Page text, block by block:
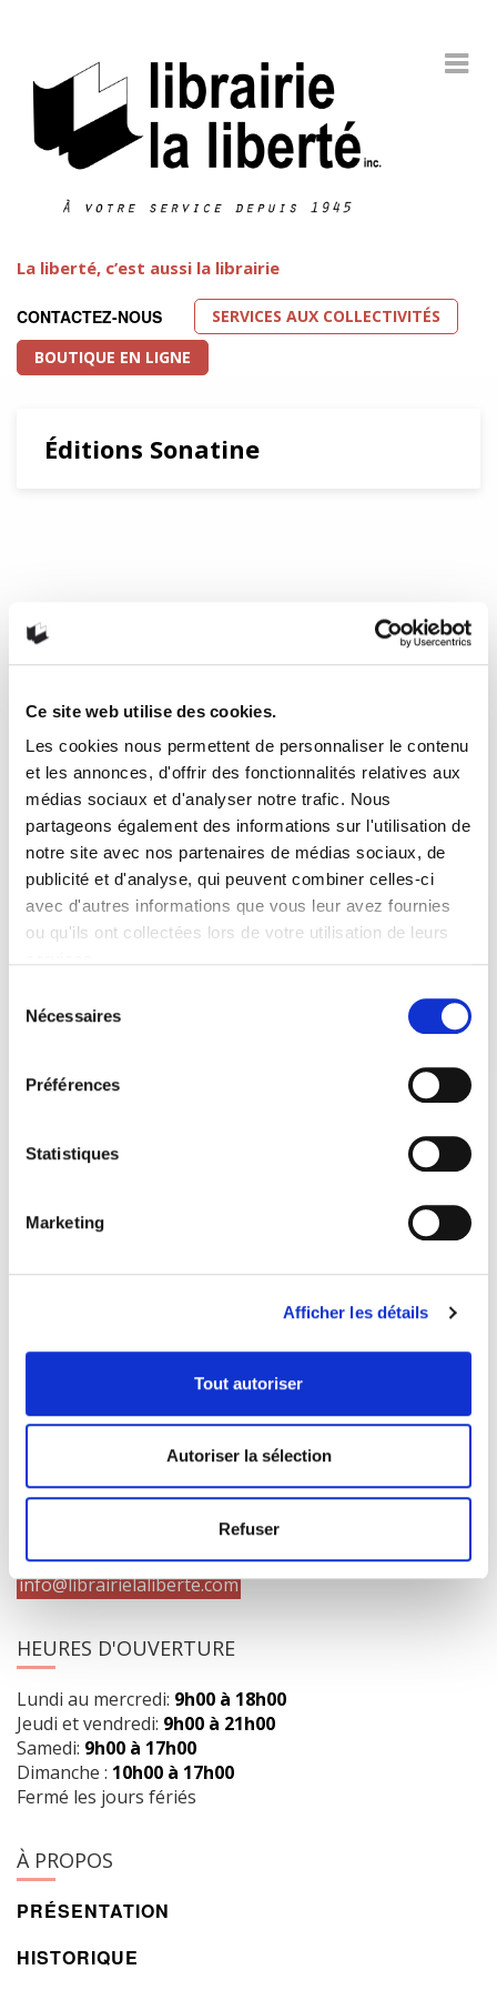
Ce site web utilise des cookies.
Les cookies nous permettent de personnaliser le contenu
et les annonces, d'offrir des fonctionnalités relatives aux
médias sociaux et d'analyser notre trafic. Nous
partageons également des informations sur l'utilisation de
notre site avec nos partenaires de médias sociaux, de
publicité et d'analyse, qui peuvent combiner celles-ci
avec d'autres informations que vous leur avez fournies
ou qu'ils ont collectées lors de votre utilisation de leurs
Nécessaires
Préférences
Statistiques
Marketing
Afficher les détails
Tout autoriser
Autoriser la sélection
Refuser
La liberté, c’est aussi la librairie
CONTACTEZ-NOUS
SERVICES AUX COLLECTIVITÉS
BOUTIQUE EN LIGNE
Éditions Sonatine
En ce mois d’octobre, avec l’automne qui s’installe et
Halloween à nos portes dans quelques semaines, quoi de
mieux qu’un bon roman à énigmes à la Agatha Christie, mais
le britannique Stuart Turton avec Les sept morts d’Evelyn
11 octobre 2019 0 1
COORDONNÉES
1073 route de l'Église, Québec, QC G1V 3W2
418 658-3640
info@librairielaliberte.com
HEURES D'OUVERTURE
Lundi au mercredi: 9h00 à 18h00
Jeudi et vendredi: 9h00 à 21h00
Samedi: 9h00 à 17h00
Dimanche : 10h00 à 17h00
Fermé les jours fériés
À PROPOS
PRÉSENTATION
HISTORIQUE